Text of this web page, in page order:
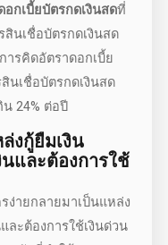
อกเบี้ยบัตรกดเงินสดที่
สินเชื่อบัตรกดเงินสด
รคิดอัตราดอกเบี้ย
นเชื่อบัตรกดเงินสด
24% ต่อปี
งกู้ยืมเงิน
และต้องการใช้
ง่ายกลายมาเป็นแหล่ง
และต้องการใช้เงินด่วน